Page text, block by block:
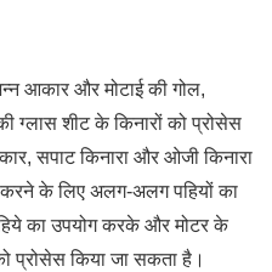
आकार और मोटाई की गोल,
ग्लास शीट के किनारों को प्रोसेस
सपाट किनारा और ओजी किनारा
के लिए अलग-अलग पहियों का
का उपयोग करके और मोटर के
प्रोसेस किया जा सकता है।